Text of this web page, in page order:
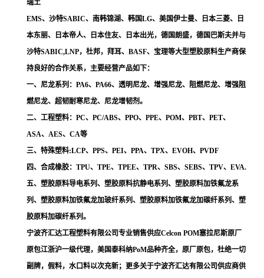
瑞土
EMS、沙特SABIC、南韩锦湖、韩国LG、美国伊士曼、日本三菱、日
本东丽、日本帝人、日本住友、日本出光，德国朗盛，德国巴斯夫并与
沙特SABIC,LNP，杜邦，拜耳、BASF、宝理等大型塑胶原料生产商保
持良好的合作关系，主要经营产品如下：
一、尼龙系列：PA6、PA66、透明尼龙、增强尼龙、阻燃尼龙、增强阻
燃尼龙、超韧耐寒尼龙、尼龙增韧剂。
二、工程塑料：PC、PC/ABS、PPO、PPE、POM、PBT、PET、
ASA、AES、CA等
三、特殊塑料:LCP、PPS、PEI、PPA、TPX、EVOH、PVDF
四、合成橡胶：TPU、TPE、TPEE、TPR、SBS、SEBS、TPV、EVA.
五、塑胶原料导电系列、塑胶原料抗静电系列、塑胶原料加铁氟龙系
列、塑胶原料加铁氟龙加玻纤系列、塑胶原料加铁氟龙加碳纤系列、塑
胶原料加碳纤系列。
宁波齐汇达工程塑料有限公司专业销售供应Celcon POM塞拉尼斯原厂
原包江浙沪一级代理，美国泰科纳PoM品种齐全，原厂原包，杜绝一切
副牌，假料，水口料以次充新；更多关于宁波齐汇达有限公司供应商供